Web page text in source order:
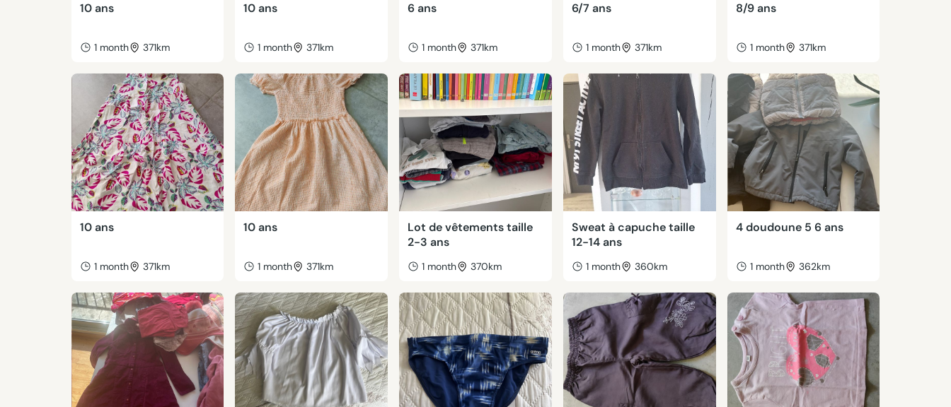
10 ans
1 month 371km
10 ans
1 month 371km
6 ans
1 month 371km
6/7 ans
1 month 371km
8/9 ans
1 month 371km
10 ans
1 month 371km
10 ans
1 month 371km
Lot de vêtements taille
2-3 ans
1 month 370km
Sweat à capuche taille
12-14 ans
1 month 360km
4 doudoune 5 6 ans
1 month 362km